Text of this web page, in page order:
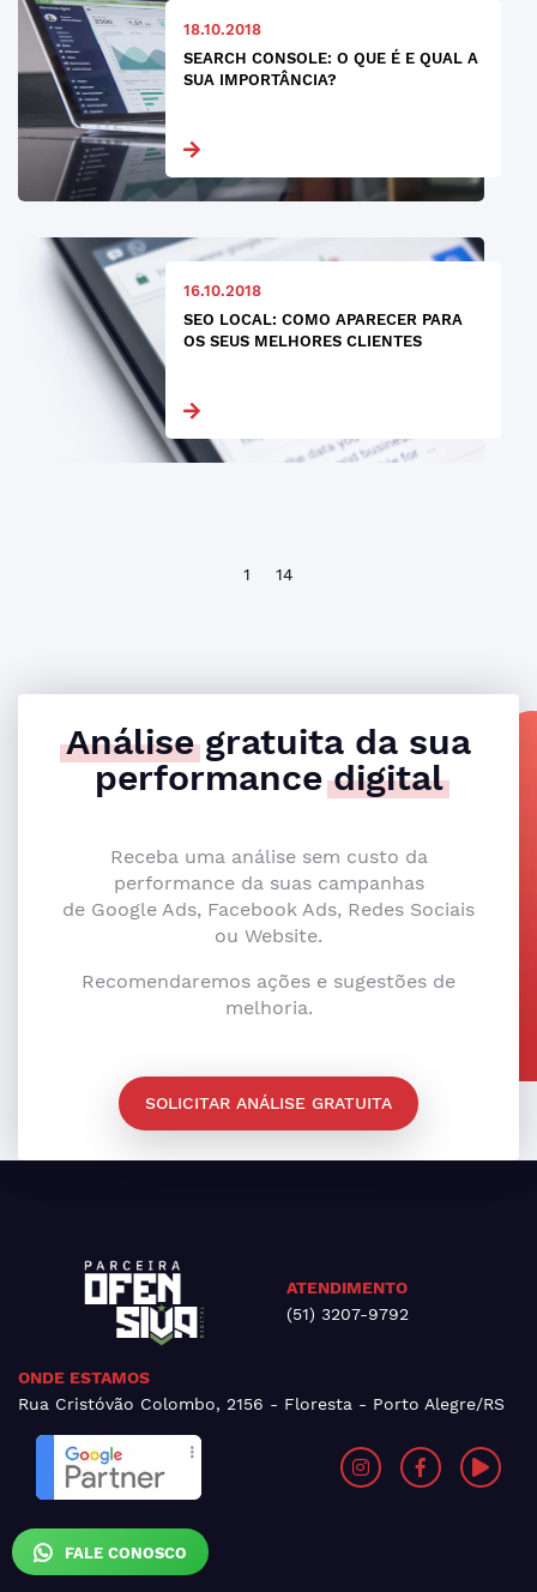
FALE CONOSCO
18.10.2018
SEARCH CONSOLE: O QUE É E QUAL A
SUA IMPORTÂNCIA?
16.10.2018
SEO LOCAL: COMO APARECER PARA
OS SEUS MELHORES CLIENTES
1 14
Análisegratuita da sua
performancedigital
Receba uma análise sem custo da
performance da suas campanhas
de Google Ads, Facebook Ads, Redes Sociais
ou Website.
Recomendaremos ações e sugestões de
melhoria.
SOLICITAR ANÁLISE GRATUITA
ATENDIMENTO
(51) 3207-9792
ONDE ESTAMOS
Rua Cristóvão Colombo, 2156 - Floresta - Porto Alegre/RS